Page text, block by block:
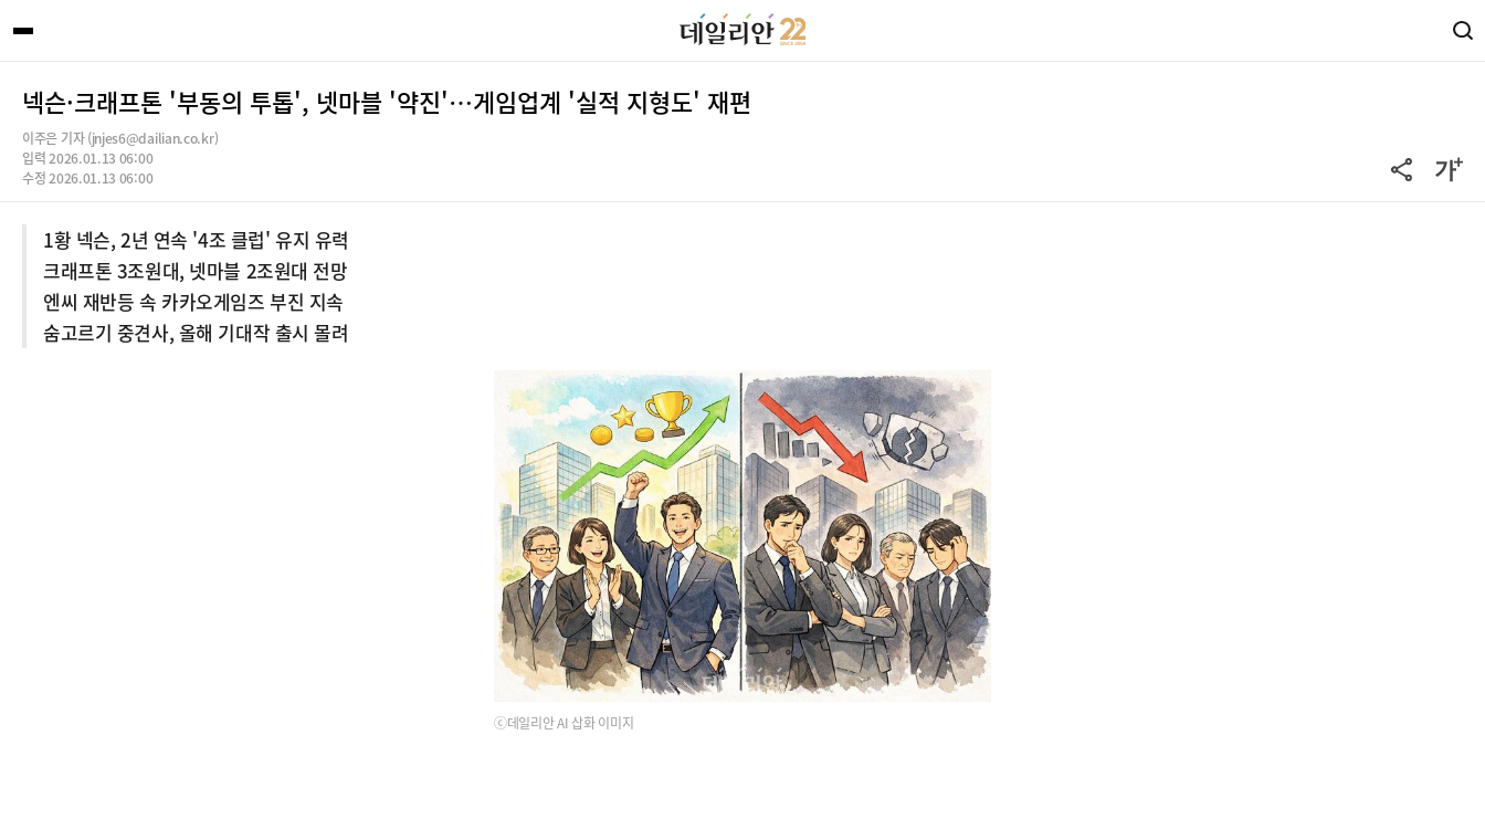
넥슨·크래프톤 '부동의 투톱', 넷마블 '약진'…게임업계 '실적 지형도' 재편
이주은 기자 (jnjes6@dailian.co.kr)
입력 2026.01.13 06:00
수정 2026.01.13 06:00
1황 넥슨, 2년 연속 '4조 클럽' 유지 유력
크래프톤 3조원대, 넷마블 2조원대 전망
엔씨 재반등 속 카카오게임즈 부진 지속
숨고르기 중견사, 올해 기대작 출시 몰려
ⓒ데일리안 AI 삽화 이미지